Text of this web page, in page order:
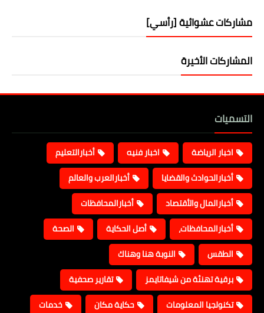
مشاركات عشوائية [رأسي]
المشاركات الأخيرة
التسميات
اخبار الرياضة اخبار فنيه
أخبارالتعليم
أخبارالحوادث والقضايا
أخبارالعرب والعالم
أخبارالمال والأقتصاد
أخبارالمحافظات
أخبارالمحافظات،
أصل الحكاية
الصحة
الطقس
النوبة هنا وهناك
برقية تهنئة من شيفاتايمز
تقارير صحفية
تكنولجيا المعلومات
حكاية مكان
خدمات